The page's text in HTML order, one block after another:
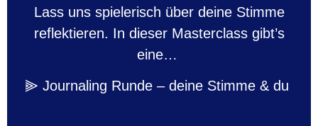
Lass uns spielerisch über deine Stimme
reflektieren. In dieser Masterclass gibt’s
eine…
⫸ Journaling Runde – deine Stimme & du